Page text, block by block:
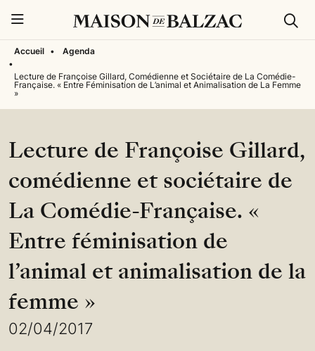
Accueil •
Agenda
•
Lecture de Françoise Gillard, Comédienne et Sociétaire de La Comédie-
Française. « Entre Féminisation de L’animal et Animalisation de La Femme
»
Lecture de Françoise Gillard,
comédienne et sociétaire de
La Comédie-Française. «
Entre féminisation de
l’animal et animalisation de la
femme »
02/04/2017